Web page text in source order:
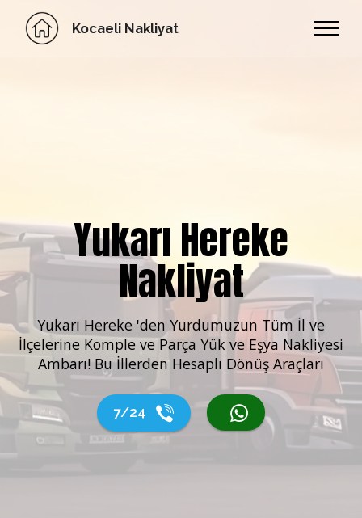
Kocaeli Nakliyat
Yukarı Hereke
Nakliyat
Yukarı Hereke 'den Yurdumuzun Tüm İl ve
İlçelerine Komple ve Parça Yük ve Eşya Nakliyesi
Ambarı! Bu İllerden Hesaplı Dönüş Araçları
7/24